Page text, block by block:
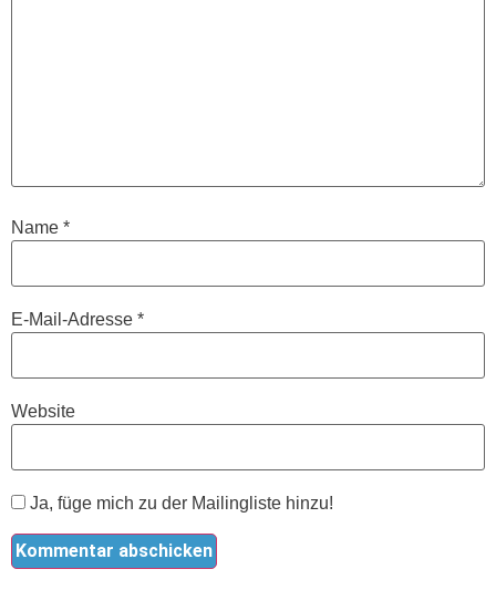
Name *
E-Mail-Adresse *
Website
Ja, füge mich zu der Mailingliste hinzu!